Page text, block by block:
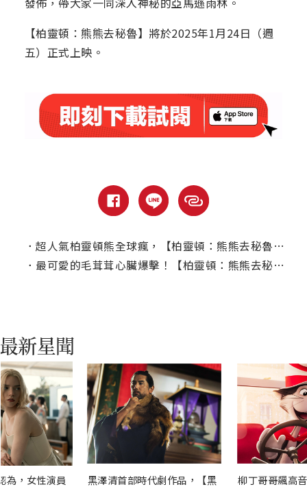
【柏靈頓：熊熊去秘魯】將於2025年1月24日（週
五）正式上映。
． 超人氣柏靈頓熊全球瘋，【柏靈頓：熊熊去秘魯】英國創下票房紀錄
． 最可愛的毛茸茸心臟爆擊！【柏靈頓：熊熊去秘魯】預告片首度曝光
為，女性演員
黑澤清首部時代劇作品，【黑
柳丁哥哥飆高